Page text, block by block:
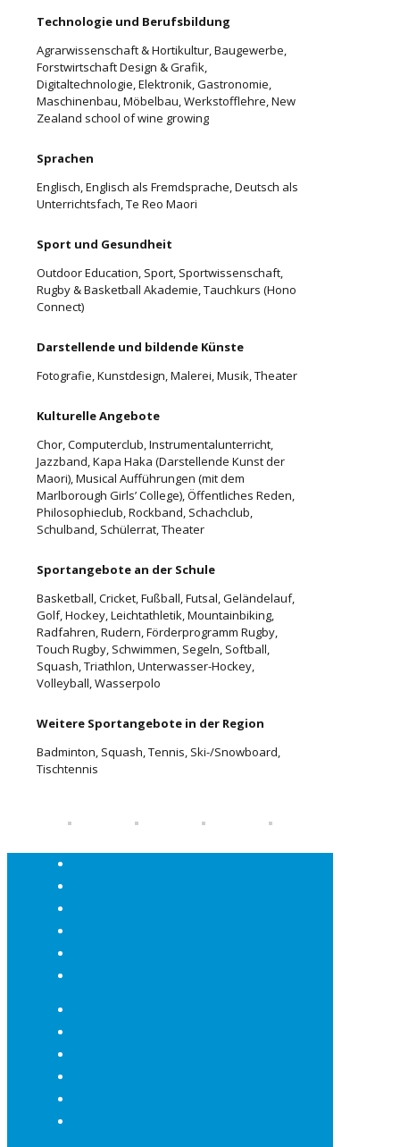
Technologie und Berufsbildung
Agrarwissenschaft & Hortikultur, Baugewerbe,
Forstwirtschaft Design & Grafik,
Digitaltechnologie, Elektronik, Gastronomie,
Maschinenbau, Möbelbau, Werkstofflehre, New
Zealand school of wine growing
Sprachen
Englisch, Englisch als Fremdsprache, Deutsch als
Unterrichtsfach, Te Reo Maori
Sport und Gesundheit
Outdoor Education, Sport, Sportwissenschaft,
Rugby & Basketball Akademie, Tauchkurs (Hono
Connect)
Darstellende und bildende Künste
Fotografie, Kunstdesign, Malerei, Musik, Theater
Kulturelle Angebote
Chor, Computerclub, Instrumentalunterricht,
Jazzband, Kapa Haka (Darstellende Kunst der
Maori), Musical Aufführungen (mit dem
Marlborough Girls’ College), Öffentliches Reden,
Philosophieclub, Rockband, Schachclub,
Schulband, Schülerrat, Theater
Sportangebote an der Schule
Basketball, Cricket, Fußball, Futsal, Geländelauf,
Golf, Hockey, Leichtathletik, Mountainbiking,
Radfahren, Rudern, Förderprogramm Rugby,
Touch Rugby, Schwimmen, Segeln, Softball,
Squash, Triathlon, Unterwasser-Hockey,
Volleyball, Wasserpolo
Weitere Sportangebote in der Region
Badminton, Squash, Tennis, Ski-/Snowboard,
Tischtennis